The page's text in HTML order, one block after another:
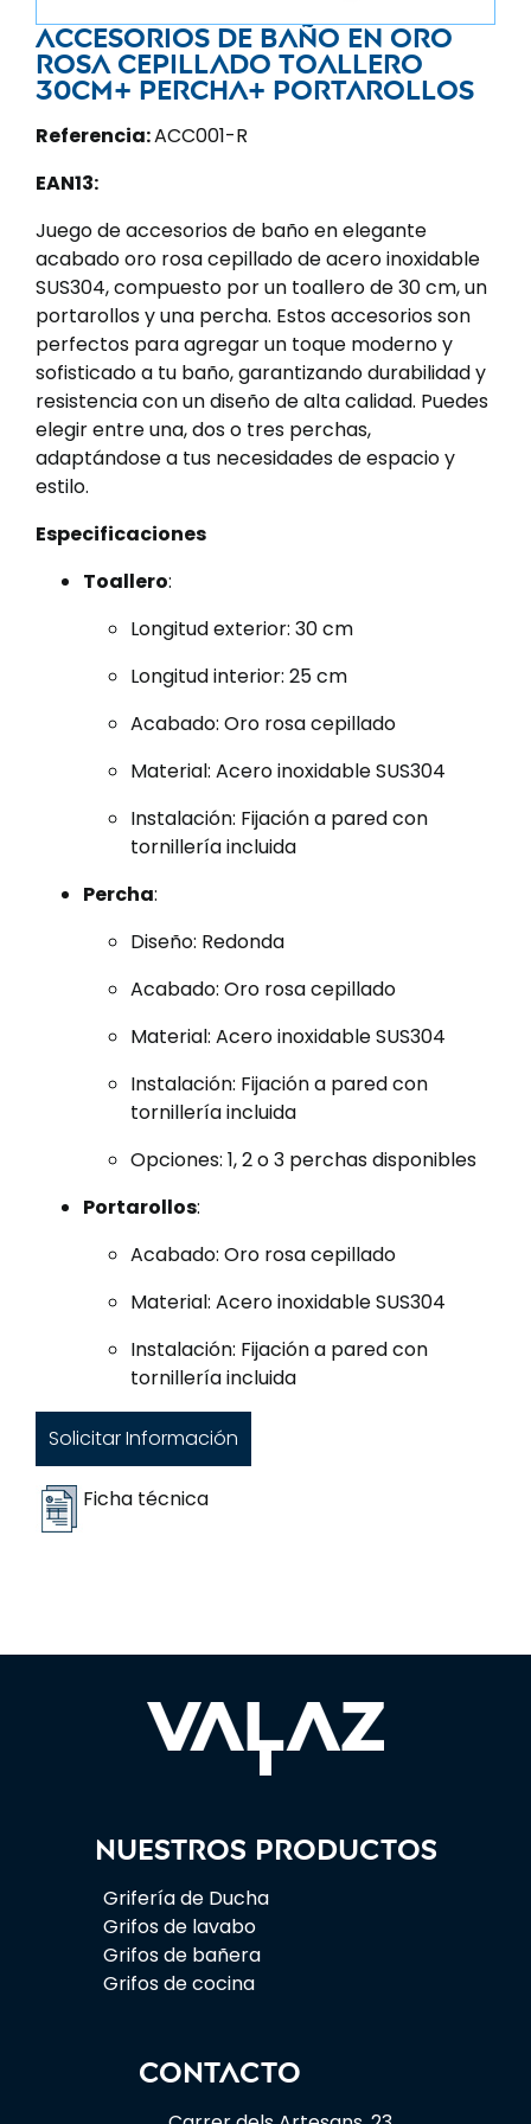
Accesorios de baño en oro
rosa cepillado Toallero
30cm+ Percha+ Portarollos
Referencia:ACC001-R
EAN13:
Juego de accesorios de baño en elegante
acabado oro rosa cepillado de acero inoxidable
SUS304, compuesto por un toallero de 30 cm, un
portarollos y una percha. Estos accesorios son
perfectos para agregar un toque moderno y
sofisticado a tu baño, garantizando durabilidad y
resistencia con un diseño de alta calidad. Puedes
elegir entre una, dos o tres perchas,
adaptándose a tus necesidades de espacio y
estilo.
Especificaciones
Toallero:
Longitud exterior: 30 cm
Longitud interior: 25 cm
Acabado: Oro rosa cepillado
Material: Acero inoxidable SUS304
Instalación: Fijación a pared con
tornillería incluida
Percha:
Diseño: Redonda
Acabado: Oro rosa cepillado
Material: Acero inoxidable SUS304
Instalación: Fijación a pared con
tornillería incluida
Opciones: 1, 2 o 3 perchas disponibles
Portarollos:
Acabado: Oro rosa cepillado
Material: Acero inoxidable SUS304
Instalación: Fijación a pared con
tornillería incluida
Solicitar Información
Ficha técnica
Nuestros productos
Grifería de Ducha
Grifos de lavabo
Grifos de bañera
Grifos de cocina
CONTACTO